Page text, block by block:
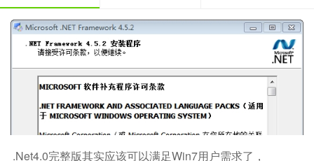
.net4.0完整版其实应该可以满足win7用户需求了，